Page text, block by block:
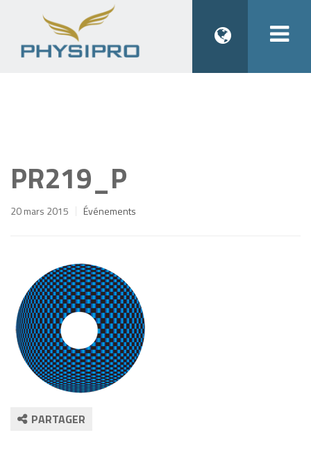
PR219_P
20 mars 2015 Événements
PARTAGER